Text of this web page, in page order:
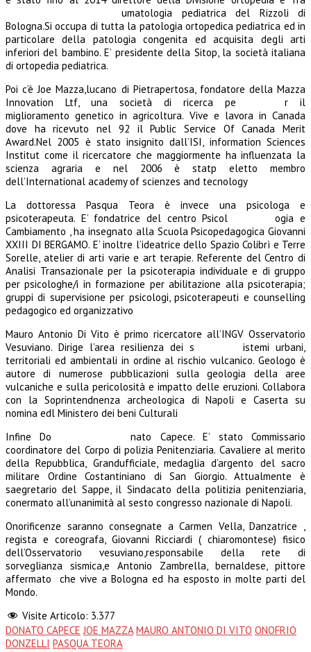
umatologia pediatrica del Rizzoli di
Bologna.Si occupa di tutta la patologia ortopedica pediatrica ed in
particolare della patologia congenita ed acquisita degli arti
inferiori del bambino. E’ presidente della Sitop, la società italiana
di ortopedia pediatrica.
Poi c’è Joe Mazza,lucano di Pietrapertosa, fondatore della Mazza
Innovation Ltf, una società di ricerca pe
r il
miglioramento genetico in agricoltura. Vive e lavora in Canada
dove ha ricevuto nel 92 il Public Service Of Canada Merit
Award.Nel 2005 è stato insignito dall’ISI, information Sciences
Institut come il ricercatore che maggiormente ha influenzata la
scienza agraria e nel 2006 è statp eletto membro
dell’International academy of scienzes and tecnology
La dottoressa Pasqua Teora è invece una psicologa e
psicoterapeuta. E’ fondatrice del centro Psicol
ogia e
Cambiamento , ha insegnato alla Scuola Psicopedagogica Giovanni
XXIII DI BERGAMO. E’ inoltre l’ideatrice dello Spazio Colibrì e Terre
Sorelle, atelier di arti varie e art terapie. Referente del Centro di
Analisi Transazionale per la psicoterapia individuale e di gruppo
per psicologhe/i in formazione per abilitazione alla psicoterapia;
gruppi di supervisione per psicologi, psicoterapeuti e counselling
pedagogico ed organizzativo
Mauro Antonio Di Vito è primo ricercatore all’INGV Osservatorio
Vesuviano. Dirige l’area resilienza dei s
istemi urbani,
territoriali ed ambientali in ordine al rischio vulcanico. Geologo è
autore di numerose pubblicazioni sulla geologia della aree
vulcaniche e sulla pericolosità e impatto delle eruzioni. Collabora
con la Soprintendnenza archeologica di Napoli e Caserta su
nomina edl Ministero dei beni Culturali
Infine Do
nato Capece. E’ stato Commissario
coordinatore del Corpo di polizia Penitenziaria. Cavaliere al merito
della Repubblica, Grandufficiale, medaglia d’argento del sacro
militare Ordine Costantiniano di San Giorgio. Attualmente è
saegretario del Sappe, il Sindacato della politizia penitenziaria,
conermato all’unanimità al sesto congresso nazionale di Napoli.
Onorificenze saranno consegnate a Carmen Vella, Danzatrice ,
regista e coreografa, Giovanni Ricciardi ( chiaromontese) fisico
dell’Osservatorio vesuviano,responsabile della rete di
sorveglianza sismica,e Antonio Zambrella, bernaldese, pittore
affermato che vive a Bologna ed ha esposto in molte parti del
Mondo.
Visite Articolo: 3.377
DONATO CAPECE JOE MAZZA MAURO ANTONIO DI VITO ONOFRIO
DONZELLI PASQUA TEORA